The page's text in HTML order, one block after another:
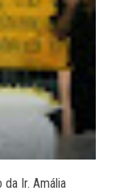
da Ir. Amália